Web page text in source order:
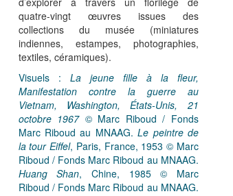
quatre-vingt œuvres issues des
collections du musée (miniatures
indiennes, estampes, photographies,
textiles, céramiques).
Visuels : La jeune fille à la fleur,
Manifestation contre la guerre au
Vietnam, Washington, États-Unis, 21
octobre 1967© Marc Riboud / Fonds
Marc Riboud au MNAAG.Le peintre de
la tour Eiffel, Paris, France, 1953 © Marc
Riboud / Fonds Marc Riboud au MNAAG.
Huang Shan, Chine, 1985 © Marc
Riboud / Fonds Marc Riboud au MNAAG.